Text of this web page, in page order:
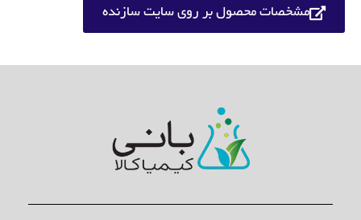
مشخصات محصول بر روی سایت سازنده